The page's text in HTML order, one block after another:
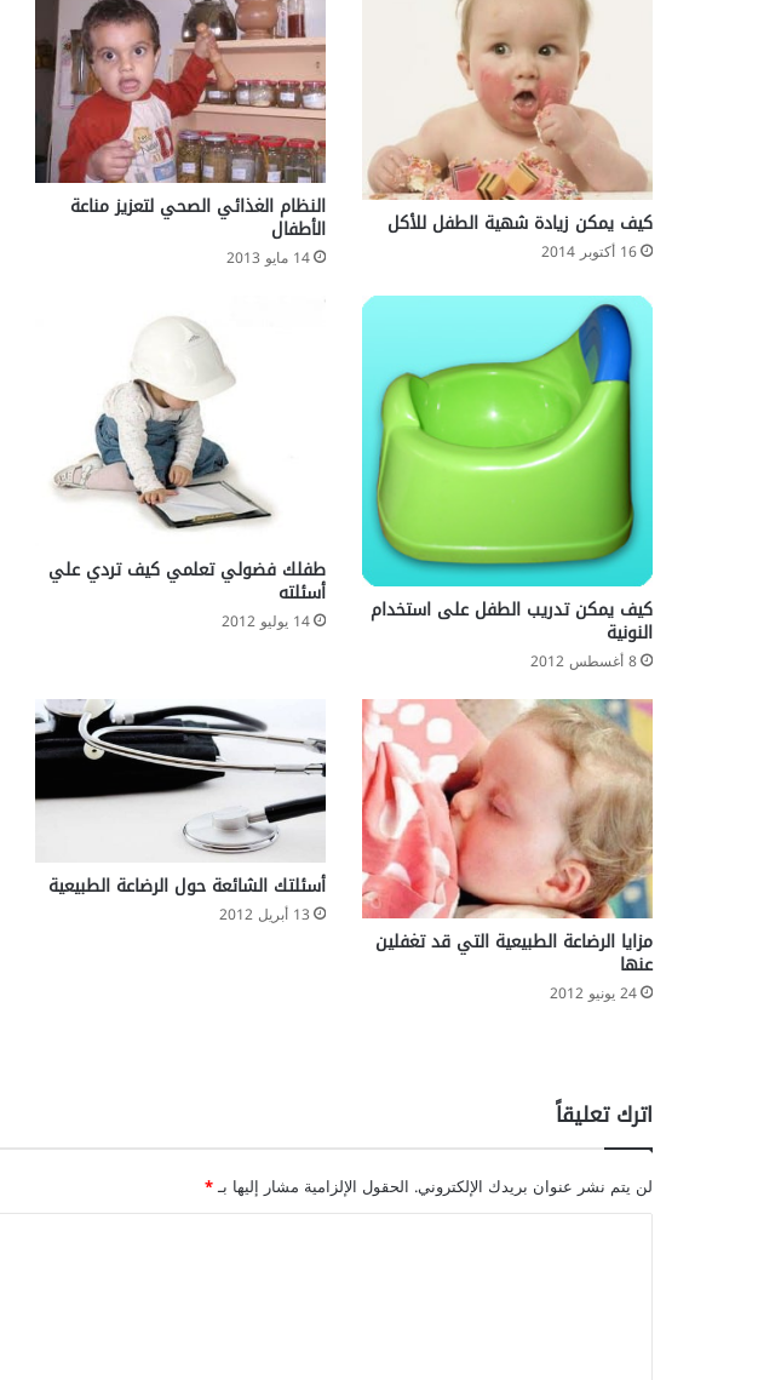
ة
ب
ا
ل
ر
ب
و
ت
خ
ف
ض
ا
ك
ت
ل
ف
ي
ا
ل
ج
م
كيف يمكن زيادة شهية الطفل للأكل
16 أكتوبر 2014
النظام الغذائي الصحي لتعزيز مناعة
الأطفال
14 مايو 2013
كيف يمكن تدريب الطفل على استخدام
النونية
8 أغسطس 2012
طفلك فضولي تعلمي كيف تردي علي
أسئلته
14 يوليو 2012
مزايا الرضاعة الطبيعية التي قد تغفلين
عنها
24 يونيو 2012
أسئلتك الشائعة حول الرضاعة الطبيعية
13 أبريل 2012
اترك تعليقاً
لن يتم نشر عنوان بريدك الإلكتروني. الحقول الإلزامية مشار إليها بـ*